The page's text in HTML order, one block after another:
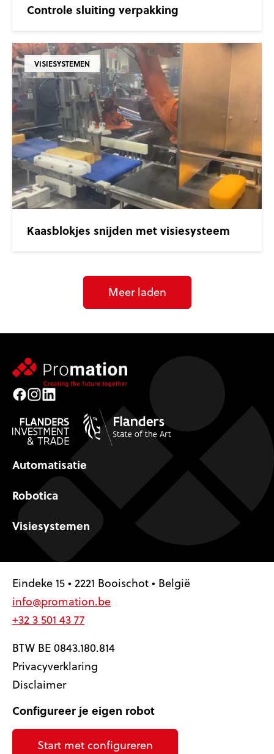
Controle sluiting verpakking
VISIESYSTEMEN
Kaasblokjes snijden met visiesysteem
Meer laden
Facebook
Instagram
Automatisatie
Robotica
Visiesystemen
Eindeke 15 • 2221 Booischot • België
info@promation.be
+32 3 501 43 77
BTW BE 0843.180.814
Privacyverklaring
Disclaimer
Configureer je eigen robot
Start met configureren